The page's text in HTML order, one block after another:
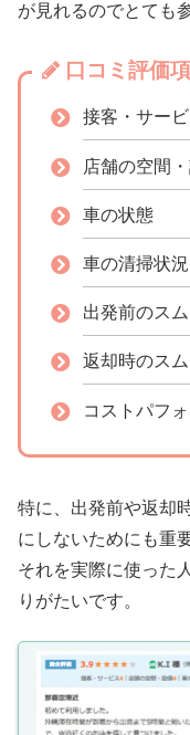
が見れるのでとても
口コミ評価
接客・サー
店舗の空間
車の状態
車の清掃状況
出発前のス
返却時のス
コストパフ
特に、出発前や返却
にしないためにも重
それを実際に使った
りがたいです。